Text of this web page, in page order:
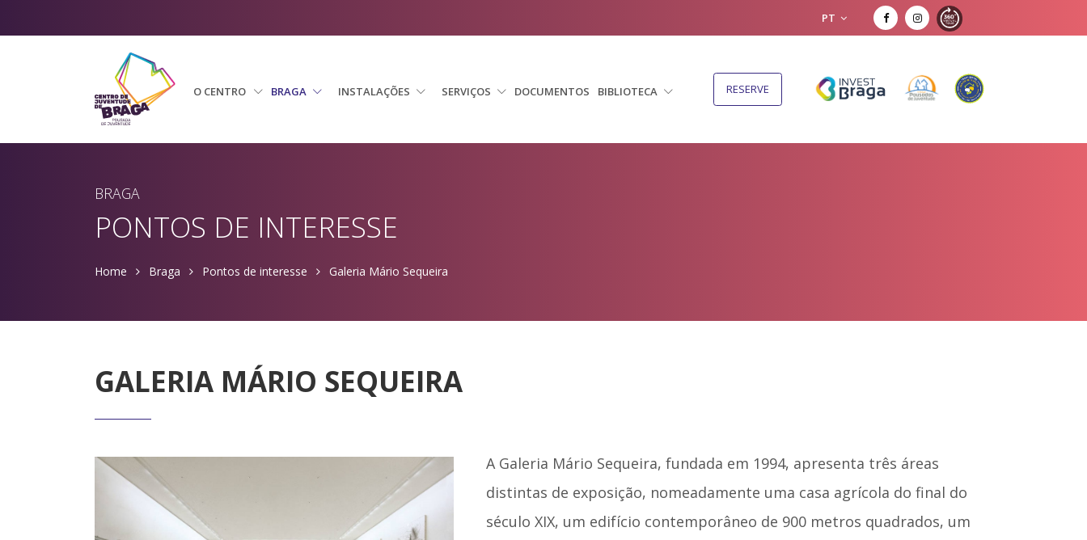
PT
O CENTRO BRAGA INSTALAÇÕES SERVIÇOS DOCUMENTOS BIBLIOTECA RESERVE
BRAGA
PONTOS DE INTERESSE
Home Braga Pontos de interesse Galeria Mário Sequeira
GALERIA MÁRIO SEQUEIRA
A Galeria Mário Sequeira, fundada em 1994, apresenta três áreas
distintas de exposição, nomeadamente uma casa agrícola do final do
século XIX, um edifício contemporâneo de 900 metros quadrados, um